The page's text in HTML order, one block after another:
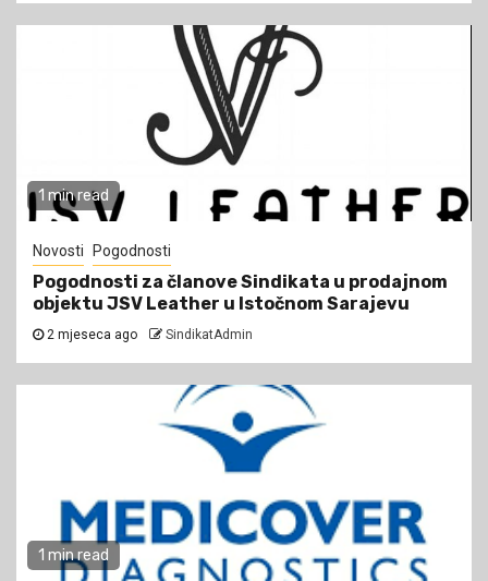
1 min read
Novosti Pogodnosti
Pogodnosti za članove Sindikata u prodajnom
objektu JSV Leather u Istočnom Sarajevu
2 mjeseca ago SindikatAdmin
1 min read